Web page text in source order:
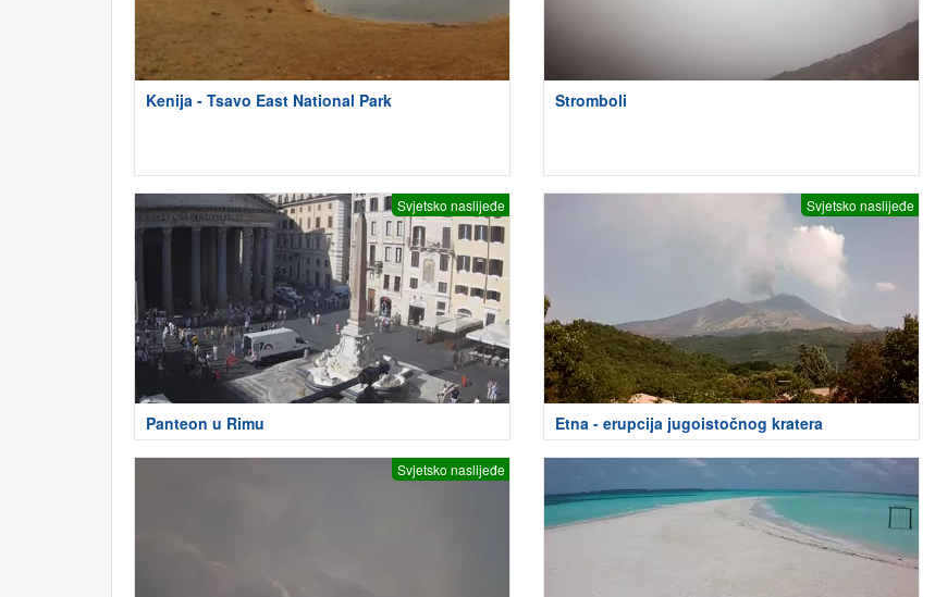
Kenija - Tsavo East National Park Stromboli
Svjetsko naslijeđe
Panteon u Rimu
Svjetsko naslijeđe
Etna - erupcija jugoistočnog kratera
Svjetsko naslijeđe